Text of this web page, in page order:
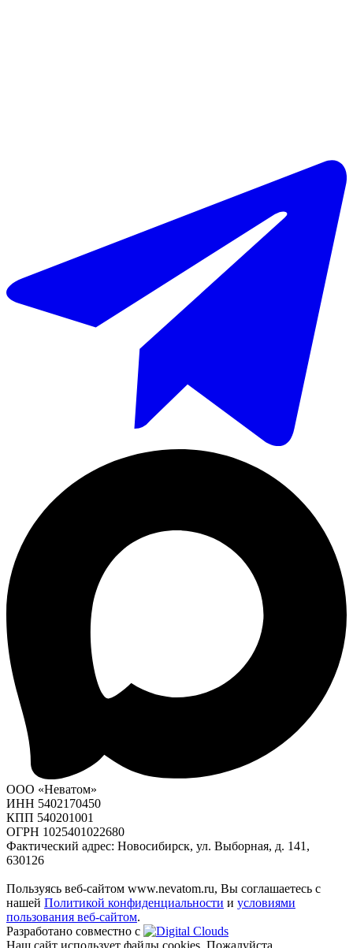
ООО «Неватом»
ИНН 5402170450
КПП 540201001
ОГРН 1025401022680
Фактический адрес: Новосибирск, ул. Выборная, д. 141,
630126
Пользуясь веб-сайтом www.nevatom.ru, Вы соглашаетесь с
нашей Политикой конфиденциальности и условиями
пользования веб-сайтом.
Разработано совместно с
Наш сайт использует файлы cookies. Пожалуйста,